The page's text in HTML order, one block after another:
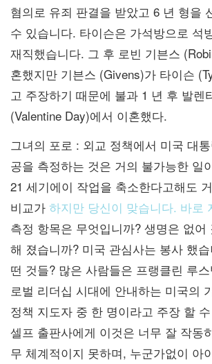
혐의로 유죄 판결을 받았고 6 년 형을
수 있습니다. 타이슨은 가석방으로 석
재직했습니다. 그 후 로빈 기븐스
혼했지만 기븐스 (Givens)가 타이슨
고 주장하기 때문에 불과 1 년 후 발렌
(Valentine Day)에서 이혼했다.
그녀의 포로 : 외교 정책에서 미국 대
공을 측정하는 것은 거의 불가능한 일
21 세기에이 작업을 축소한다고해도
비교가 하지만 당신이 맞습니다. 바로
측정 항목은 무엇입니까? 생명은 없어
해 졌습니까? 미국 관심사는 봉사 했
떤 것들? 많은 사람들은 프랭클린 루
로벌 리더십 시대에 안내하는 미국의
정책 지도자 중 한 명이라고 주장 할
셀프 출판사에게 이것은 너무 잘 작동
무 체계적이지 못하며, 누군가없이 아